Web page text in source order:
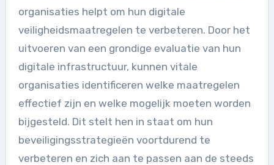
organisaties helpt om hun digitale
veiligheidsmaatregelen te verbeteren. Door het
uitvoeren van een grondige evaluatie van hun
digitale infrastructuur, kunnen vitale
organisaties identificeren welke maatregelen
effectief zijn en welke mogelijk moeten worden
bijgesteld. Dit stelt hen in staat om hun
beveiligingsstrategieën voortdurend te
verbeteren en zich aan te passen aan de steeds